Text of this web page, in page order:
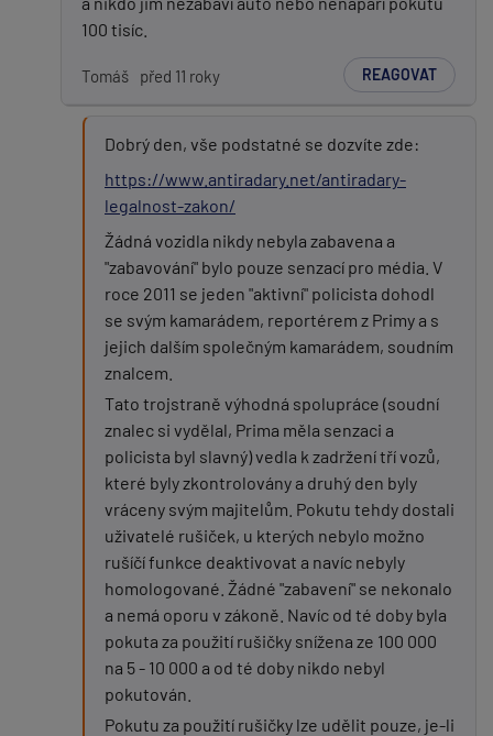
100 tisíc.
Tomáš před 11 roky REAGOVAT
Dobrý den, vše podstatné se dozvíte zde:
https://www.antiradary.net/antiradary-
legalnost-zakon/
Žádná vozidla nikdy nebyla zabavena a
"zabavování" bylo pouze senzací pro média. V
roce 2011 se jeden "aktivní" policista dohodl
se svým kamarádem, reportérem z Primy a s
jejich dalším společným kamarádem, soudním
znalcem.
Tato trojstraně výhodná spolupráce (soudní
znalec si vydělal, Prima měla senzaci a
policista byl slavný) vedla k zadržení tří vozů,
které byly zkontrolovány a druhý den byly
vráceny svým majitelům. Pokutu tehdy dostali
uživatelé rušiček, u kterých nebylo možno
rušíčí funkce deaktivovat a navíc nebyly
homologované. Žádné "zabavení" se nekonalo
a nemá oporu v zákoně. Navíc od té doby byla
pokuta za použití rušičky snížena ze 100 000
na 5 - 10 000 a od té doby nikdo nebyl
pokutován.
Pokutu za použití rušičky lze udělit pouze, je-li